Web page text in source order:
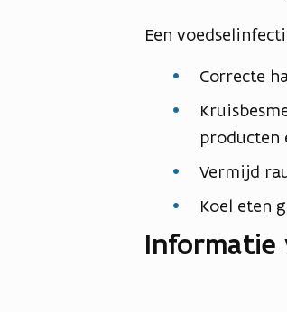
Een
Correcte
producten
Vermijd
Koel eten
Informatie